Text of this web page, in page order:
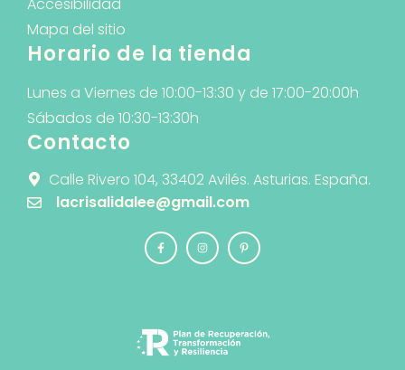
Mapa del sitio
Horario de la tienda
Lunes a Viernes de 10:00-13:30 y de 17:00-20:00h
Sábados de 10:30-13:30h
Contacto
Calle Rivero 104, 33402 Avilés. Asturias. España.
lacrisalidalee@gmail.com